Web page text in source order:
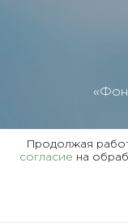
Продолжая
согласие на